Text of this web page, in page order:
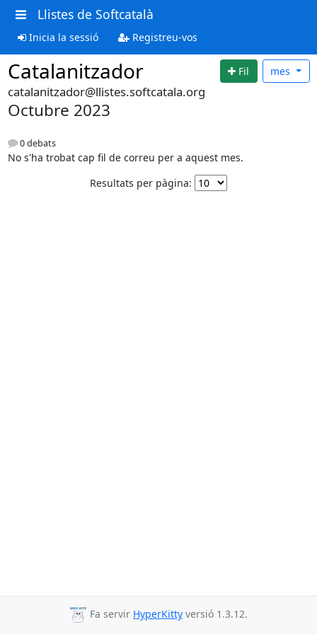
Llistes de Softcatalà
Inicia la sessió Registreu-vos
Catalanitzador Fil mes
catalanitzador@llistes.softcatala.org
Octubre 2023
0 debats
No s'ha trobat cap fil de correu per a aquest mes.
Resultats per pàgina:
Fa servir HyperKitty versió 1.3.12.